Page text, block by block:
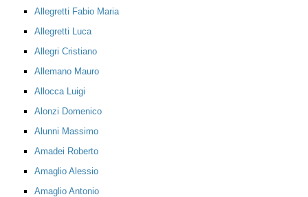
Allegretti Fabio Maria
Allegretti Luca
Allegri Cristiano
Allemano Mauro
Allocca Luigi
Alonzi Domenico
Alunni Massimo
Amadei Roberto
Amaglio Alessio
Amaglio Antonio